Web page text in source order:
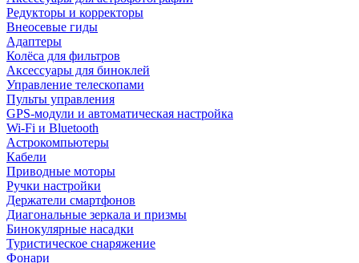
Редукторы и корректоры
Внеосевые гиды
Адаптеры
Колёса для фильтров
Аксессуары для биноклей
Управление телескопами
Пульты управления
GPS-модули и автоматическая настройка
Wi-Fi и Bluetooth
Астрокомпьютеры
Кабели
Приводные моторы
Ручки настройки
Держатели смартфонов
Диагональные зеркала и призмы
Бинокулярные насадки
Туристическое снаряжение
Фонари